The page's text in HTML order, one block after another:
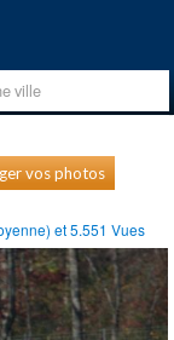
vos photos
et5.551 Vues